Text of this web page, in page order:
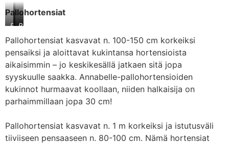
Pallohortensiat
Pallohortensia
Pallohortensia
Annabelle’
Pallohortensia
Annabelle’
Pallohortensiat kasvavat n. 100-150 cm korkeiksi
pensaiksi ja aloittavat kukintansa hortensioista
aikaisimmin – jo keskikesällä jatkaen sitä jopa
syyskuulle saakka. Annabelle-pallohortensioiden
kukinnot hurmaavat koollaan, niiden halkaisija on
parhaimmillaan jopa 30 cm!
Pallohortensiat kasvavat n. 1 m korkeiksi ja istutusväli
tiiviiseen pensaaseen n. 80-100 cm. Nämä hortensiat